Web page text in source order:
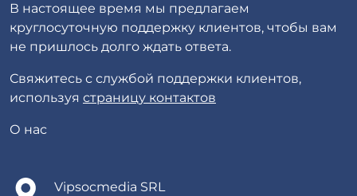
В настоящее время мы предлагаем
круглосуточную поддержку клиентов, чтобы вам
не пришлось долго ждать ответа.
Свяжитесь с службой поддержки клиентов,
используя страницу контактов
О нас
Vipsocmedia SRL